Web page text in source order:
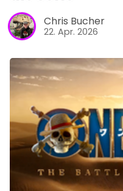
Chris Bucher
22. Apr. 2026